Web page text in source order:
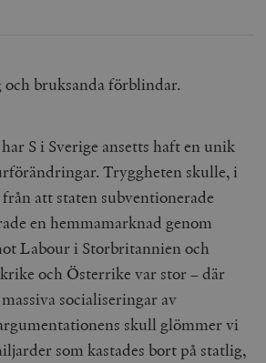
bruksanda förblindar.
S i Sverige ansetts haft en unik
Tryggheten skulle, i
att staten subventionerade
en hemmamarknad genom
Labour i Storbritannien och
och Österrike var stor – där
socialiseringar av
skull glömmer vi
som kastades bort på statlig,